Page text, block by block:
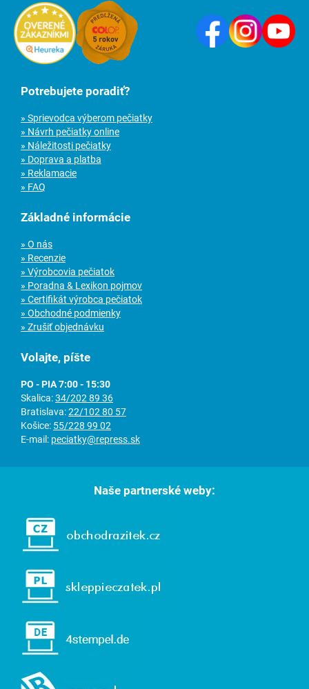
Potrebujete poradiť?
» Sprievodca výberom pečiatky
» Návrh pečiatky online
» Náležitosti pečiatky
» Doprava a platba
» Reklamacie
» FAQ
Základné informácie
» O nás
» Recenzie
» Výrobcovia pečiatok
» Poradna & Lexikon pojmov
» Certifikát výrobca pečiatok
» Obchodné podmienky
» Zrušiť objednávku
Volajte, píšte
PO - PIA 7:00 - 15:30
Skalica:34/202 89 36
Bratislava:22/102 80 57
Košice: 55/228 99 02
E-mail: peciatky@repress.sk
Naše partnerské weby: